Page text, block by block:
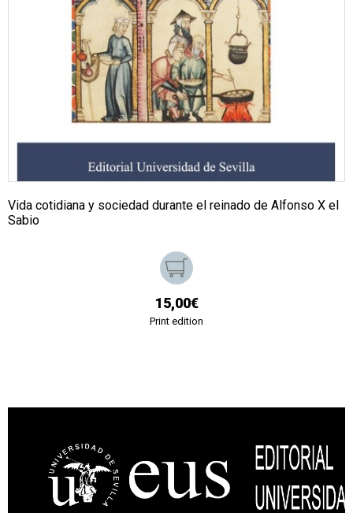
Vida cotidiana y sociedad durante el reinado de Alfonso X el
Sabio
15,00€
Print edition